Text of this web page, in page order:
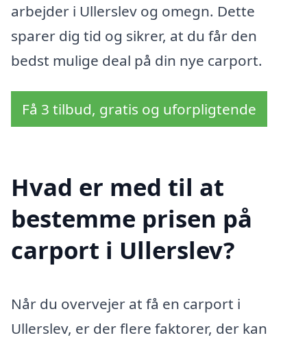
arbejder i Ullerslev og omegn. Dette
sparer dig tid og sikrer, at du får den
bedst mulige deal på din nye carport.
Få 3 tilbud, gratis og uforpligtende
Hvad er med til at
bestemme prisen på
carport i Ullerslev?
Når du overvejer at få en carport i
Ullerslev, er der flere faktorer, der kan